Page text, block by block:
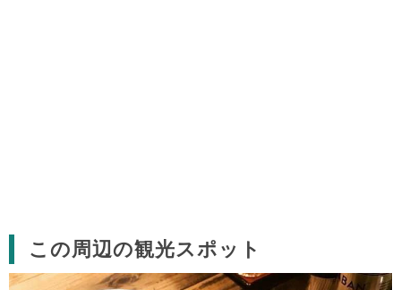
この周辺の観光スポット